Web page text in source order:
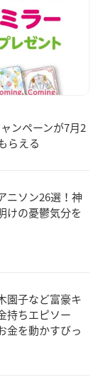
ンペーンが7月2
らえる
ニソン26選！神
けの憂鬱気分を
園子など富豪キ
持ちエピソー
金を動かすびっ